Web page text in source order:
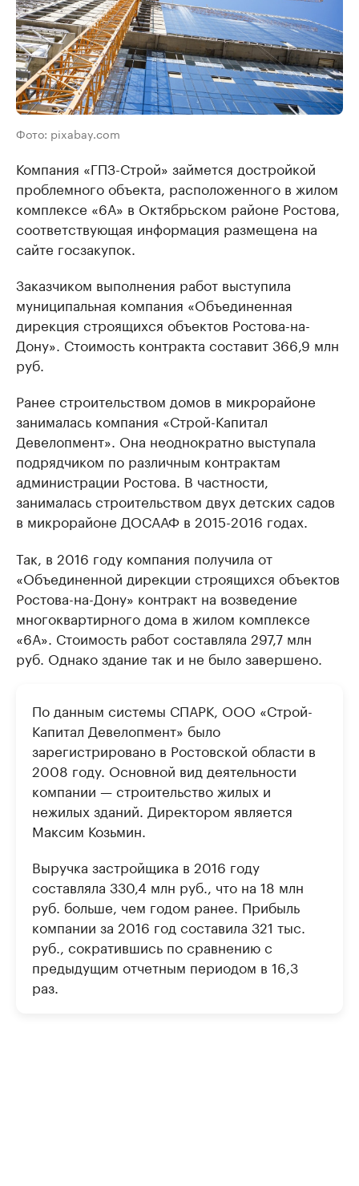
Фото: pixabay.com
Компания «ГПЗ-Строй» займется достройкой
проблемного объекта, расположенного в жилом
комплексе «6А» в Октябрьском районе Ростова,
соответствующая информация размещена на
сайте госзакупок.
Заказчиком выполнения работ выступила
муниципальная компания «Объединенная
дирекция строящихся объектов Ростова-на-
Дону». Стоимость контракта составит 366,9 млн
руб.
Ранее строительством домов в микрорайоне
занималась компания «Строй-Капитал
Девелопмент». Она неоднократно выступала
подрядчиком по различным контрактам
администрации Ростова. В частности,
занималась строительством двух детских садов
в микрорайоне ДОСААФ в 2015-2016 годах.
Так, в 2016 году компания получила от
«Объединенной дирекции строящихся объектов
Ростова-на-Дону» контракт на возведение
многоквартирного дома в жилом комплексе
«6А». Стоимость работ составляла 297,7 млн
руб. Однако здание так и не было завершено.
По данным системы СПАРК, ООО «Строй-
Капитал Девелопмент» было
зарегистрировано в Ростовской области в
2008 году. Основной вид деятельности
компании — строительство жилых и
нежилых зданий. Директором является
Максим Козьмин.
Выручка застройщика в 2016 году
составляла 330,4 млн руб., что на 18 млн
руб. больше, чем годом ранее. Прибыль
компании за 2016 год составила 321 тыс.
руб., сократившись по сравнению с
предыдущим отчетным периодом в 16,3
раз.